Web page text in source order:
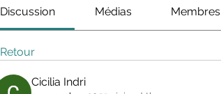
Discussion Médias Membres
Retour
Cicilia Indri